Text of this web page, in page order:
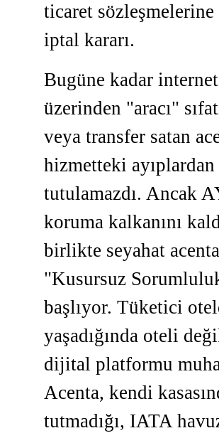
ticaret
iptal kararı.
Bugüne kadar
üzerinden "aracı"
veya transfer satan
hizmetteki
tutulamazdı. Ancak
koruma kalkanını
birlikte seyahat
"Kusursuz
başlıyor. Tüketici
yaşadığında oteli
dijital platformu
Acenta, kendi
tutmadığı, IATA